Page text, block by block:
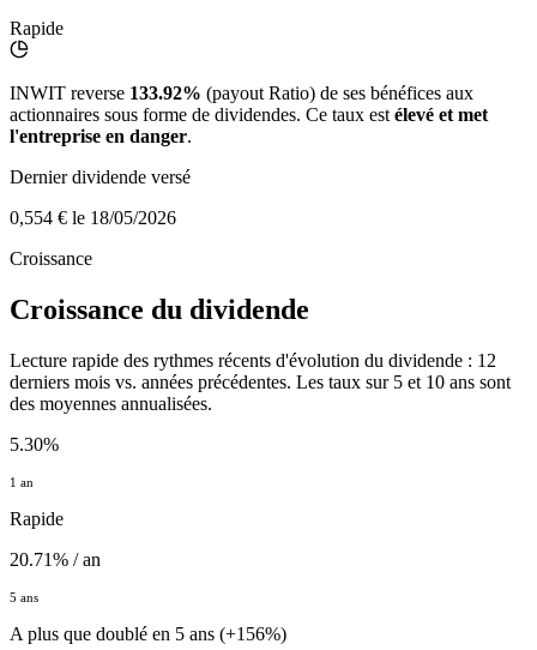
Rapide
INWIT reverse 133.92% (payout Ratio) de ses bénéfices aux
actionnaires sous forme de dividendes. Ce taux est élevé et met
l'entreprise en danger.
Dernier dividende versé
0,554 € le 18/05/2026
Croissance
Croissance du dividende
Lecture rapide des rythmes récents d'évolution du dividende : 12
derniers mois vs. années précédentes. Les taux sur 5 et 10 ans sont
des moyennes annualisées.
5.30%
1 an
Rapide
20.71% / an
5 ans
A plus que doublé en 5 ans (+156%)